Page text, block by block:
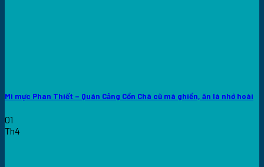
Mì mực Phan Thiết – Quán Cảng Cồn Chà cũ mà ghiền, ăn là nhớ hoài
01
Th4